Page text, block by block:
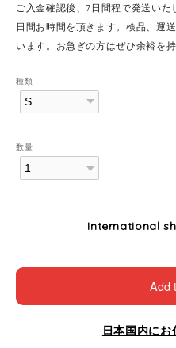
ご入金確認後、7日間程で発送い
日間お時間を頂きます。検品、運
います。お急ぎの方はぜひ余裕を
種類
数量
International
Add
日本国内に